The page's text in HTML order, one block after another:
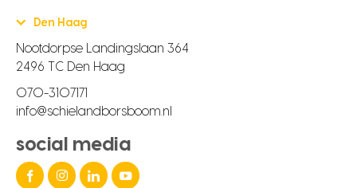
Den Haag
Nootdorpse Landingslaan 364
2496 TC Den Haag
070-3107171
info@schielandborsboom.nl
social media